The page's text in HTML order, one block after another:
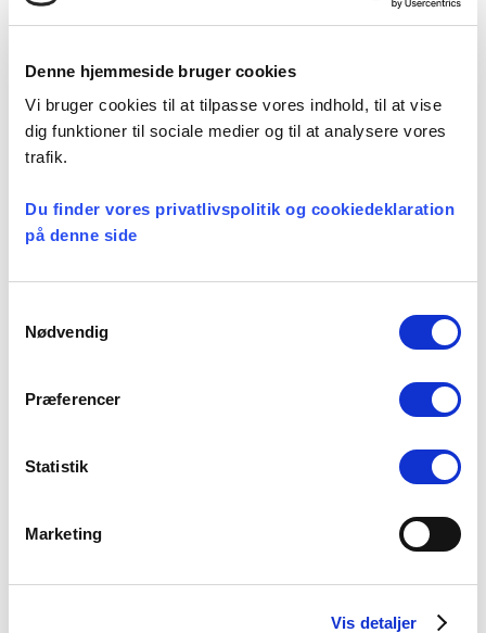
Denne hjemmeside bruger cookies
Vi bruger cookies til at tilpasse vores indhold, til at vise
dig funktioner til sociale medier og til at analysere vores
trafik.
Du finder vores privatlivspolitik og cookiedeklaration
på denne side
Nødvendig
Præferencer
Statistik
Marketing
Vis detaljer
Kategorier:
Løn og ansættelse
Seneste nyheder
Konsulent i